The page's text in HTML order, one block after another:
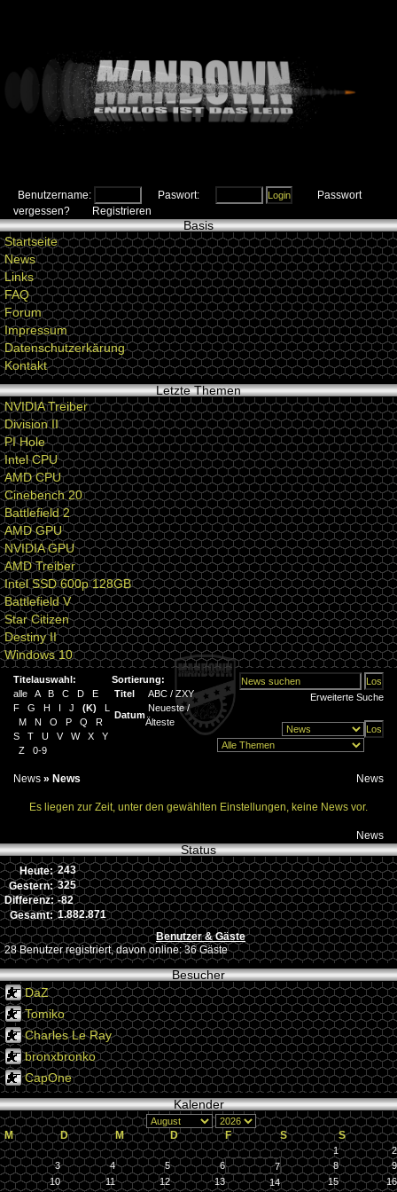
Benutzername: Paswort:
Passwort
vergessen?
Registrieren
Basis
Startseite
News
Links
FAQ
Forum
Impressum
Datenschutzerkärung
Kontakt
Letzte Themen
NVIDIA Treiber
Division II
PI Hole
Intel CPU
AMD CPU
Cinebench 20
Battlefield 2
AMD GPU
NVIDIA GPU
AMD Treiber
Intel SSD 600p 128GB
Battlefield V
Star Citizen
Destiny II
Windows 10
Titelauswahl:
alle
A B C D
E
F
G H I J (K)
L
M
N O P Q
R
S
T U V W X
Y
Z
0-9
Sortierung:
Titel
ABC / ZXY
Datum
Neueste/
Älteste
Erweiterte Suche
News » News News
Es liegen zur Zeit, unter den gewählten Einstellungen, keine News vor.
News
Status
Heute: 243
Gestern: 325
Differenz: -82
Gesamt: 1.882.871
Benutzer & Gäste
28 Benutzer registriert, davon online: 36 Gäste
Besucher
DaZ
Tomiko
Charles Le Ray
bronxbronko
CapOne
Kalender
M D M D F S S
1
2
3
4 5 6 7 8
9
10
11 12 13 14 15 16